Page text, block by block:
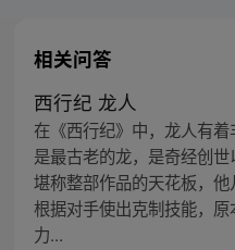
相关问答
西行纪 龙人
在《西行纪》中，龙人有
是最古老的龙，是奇经创
堪称整部作品的天花板，
根据对手使出克制技能，
力...